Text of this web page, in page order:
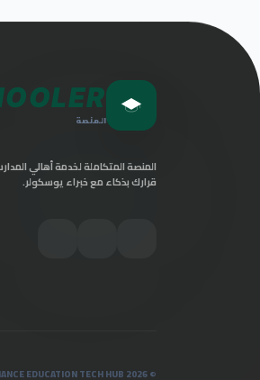
المنصة
المنصة المتكاملة لخدمة أهالي
قرارك بذكاء مع خبراء يوسكولر.
© 2026 YOSCHOOLER. HIGH PERFORMANCE EDUCATION TECH HUB.